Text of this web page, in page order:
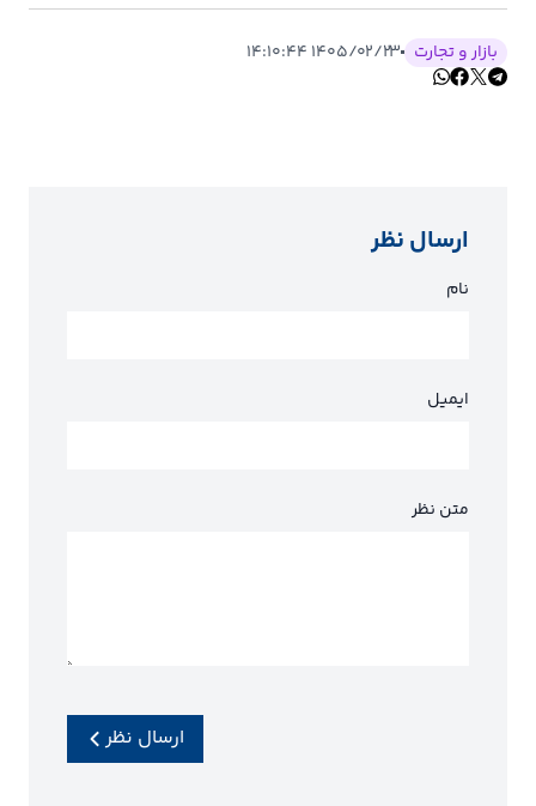
بازار و تجارت ۱۴۰۵/۰۲/۲۳ ۱۴:۱۰:۴۴
ارسال نظر
نام
ایمیل
متن نظر
ارسال نظر